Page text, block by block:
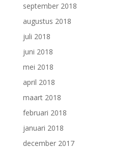
september 2018
augustus 2018
juli 2018
juni 2018
mei 2018
april 2018
maart 2018
februari 2018
januari 2018
december 2017